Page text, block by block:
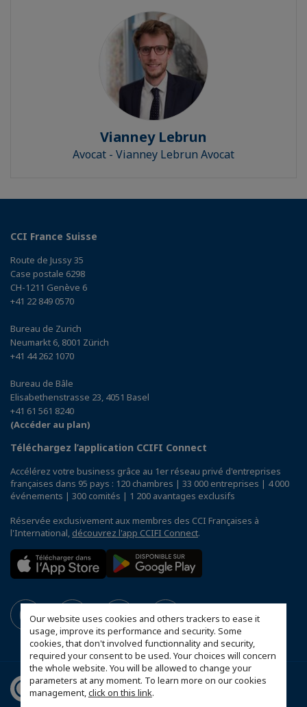
Our website uses cookies and others trackers to ease it
usage, improve its performance and security. Some
cookies, that don't involved functionnality and security,
required your consent to be used. Your choices will concern
the whole website. You will be allowed to change your
parameters at any moment. To learn more on our cookies
management,click on this link.
Vianney Lebrun
Avocat - Vianney Lebrun Avocat
CCI France Suisse
Route de Jussy 35
Case postale 6298
CH-1211 Genève 6
+41 22 849 0570
Bureau de Zurich
Neumarkt 6, 8001 Zürich
+41 44 262 1070
Bureau de Bâle
Elisabethenstrasse 23, 4051 Basel
+41 61 561 8240
(Accéder au plan)
Téléchargez l’application CCIFI Connect
Accélérez votre business grâce au 1er réseau privé d'entreprises
françaises dans 95 pays : 120 chambres | 33 000 entreprises | 4 000
événements | 300 comités | 1 200 avantages exclusifs
Réservée exclusivement aux membres des CCI Françaises à
l'International, découvrez l'app CCIFI Connect.